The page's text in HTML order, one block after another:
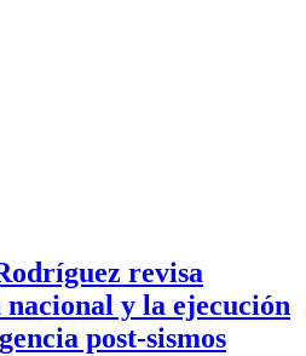
revisa
nacional y la ejecución
post-sismos